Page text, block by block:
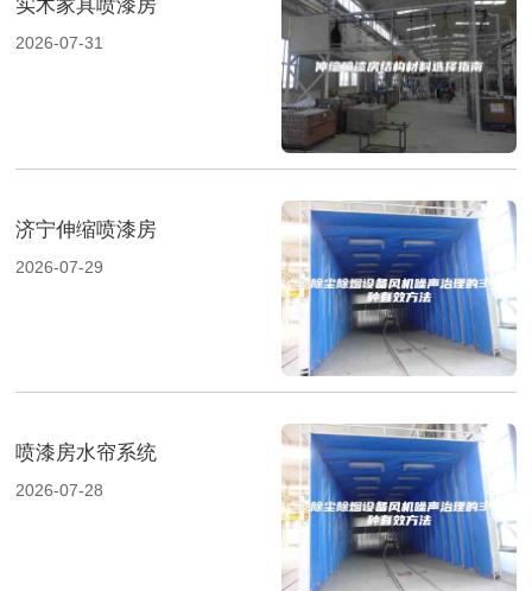
实木家具喷漆房
2026-07-31
济宁伸缩喷漆房
2026-07-29
喷漆房水帘系统
2026-07-28